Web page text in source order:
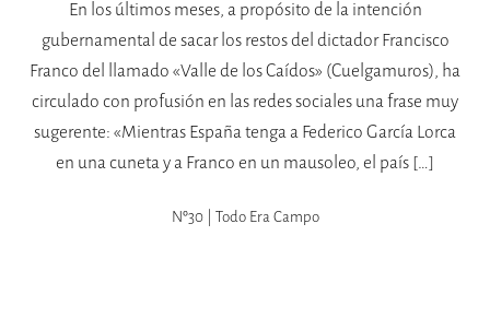
En los últimos meses, a propósito de la intención
gubernamental de sacar los restos del dictador Francisco
Franco del llamado «Valle de los Caídos» (Cuelgamuros), ha
circulado con profusión en las redes sociales una frase muy
sugerente: «Mientras España tenga a Federico García Lorca
en una cuneta y a Franco en un mausoleo, el país […]
Nº30 | Todo Era Campo